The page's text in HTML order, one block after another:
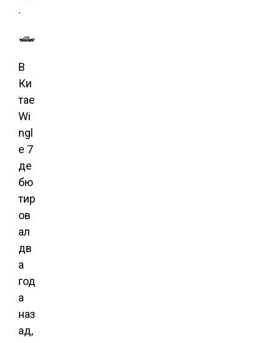
.
В
Ки
тае
Wi
ngl
e 7
де
бю
тир
ов
ал
дв
а
год
а
наз
ад,